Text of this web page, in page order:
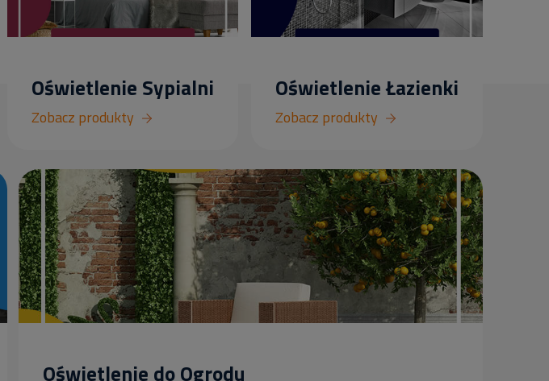
Oświetlenie Sypialni
Zobacz produkty
Oświetlenie Łazienki
Zobacz produkty
Oświetlenie do Ogrodu